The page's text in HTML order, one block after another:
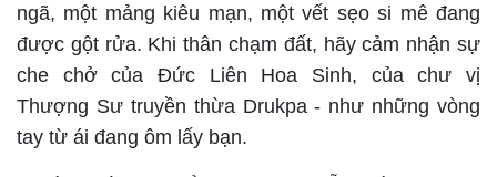
ngã, một mảng kiêu mạn, một vết sẹo si mê đang
được gột rửa. Khi thân chạm đất, hãy cảm nhận sự
che chở của Đức Liên Hoa Sinh, của chư vị
Thượng Sư truyền thừa Drukpa - như những vòng
tay từ ái đang ôm lấy bạn.